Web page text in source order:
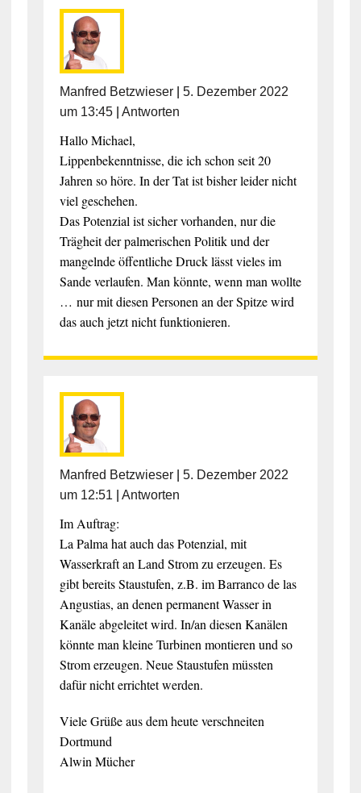
Manfred Betzwieser| 5. Dezember 2022
um 13:45| Antworten
Hallo Michael,
Lippenbekenntnisse, die ich schon seit 20
Jahren so höre. In der Tat ist bisher leider nicht
viel geschehen.
Das Potenzial ist sicher vorhanden, nur die
Trägheit der palmerischen Politik und der
mangelnde öffentliche Druck lässt vieles im
Sande verlaufen. Man könnte, wenn man wollte
… nur mit diesen Personen an der Spitze wird
das auch jetzt nicht funktionieren.
Manfred Betzwieser| 5. Dezember 2022
um 12:51
Antworten
Im Auftrag:
La Palma hat auch das Potenzial, mit
Wasserkraft an Land Strom zu erzeugen. Es
gibt bereits Staustufen, z.B. im Barranco de las
Angustias, an denen permanent Wasser in
Kanäle abgeleitet wird. In/an diesen Kanälen
könnte man kleine Turbinen montieren und so
Strom erzeugen. Neue Staustufen müssten
dafür nicht errichtet werden.
Viele Grüße aus dem heute verschneiten
Dortmund
Alwin Mücher